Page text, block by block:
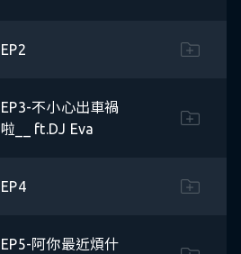
EP2
EP3-不小心出車禍
啦__ ft.DJ Eva
EP4
EP5-阿你最近煩什